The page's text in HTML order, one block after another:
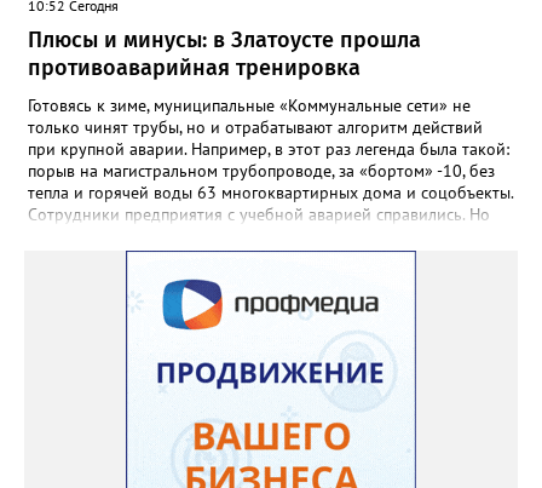
доблестный труд», Галина Ивановна оставила не только
награды и документы, но и работающий, живой механизм
школы, который продолжает жить её принципами», - говорится
в некрологе.
10:52 Сегодня
Плюсы и минусы: в Златоусте прошла
противоаварийная тренировка
Готовясь к зиме, муниципальные «Коммунальные сети» не
только чинят трубы, но и отрабатывают алгоритм действий
при крупной аварии. Например, в этот раз легенда была такой:
порыв на магистральном трубопроводе, за «бортом» -10, без
тепла и горячей воды 63 многоквартирных дома и соцобъекты.
Сотрудники предприятия с учебной аварией справились. Но
отметили и недочёты. «Например, управляющие компании
несвоевременно приняли меры для предотвращения
“перемерзания” общей домовой тепловой сети
многоквартирного дома, отсутствовало взаимодействие с
ресурсоснабжающей организацией, ЕДДС и иными службами»,
— сообщила начальник Главного управления ГЖИ Ирина
Настенко. В следующий раз, рекомендовали в
Госжилинспекции, службы должны действовать слаженно. И
оперативно делиться информацией со всеми
заинтересованными – от поставщика тепла до конечных
потребителей.